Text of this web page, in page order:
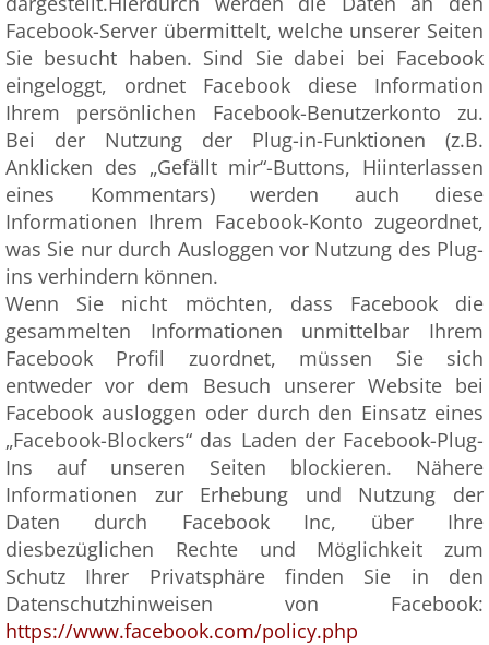
Facebook-Server übermittelt, welche unserer Seiten
Sie besucht haben. Sind Sie dabei bei Facebook
eingeloggt, ordnet Facebook diese Information
Ihrem persönlichen Facebook-Benutzerkonto zu.
Bei der Nutzung der Plug-in-Funktionen (z.B.
Anklicken des „Gefällt mir“-Buttons, Hiinterlassen
eines Kommentars) werden auch diese
Informationen Ihrem Facebook-Konto zugeordnet,
was Sie nur durch Ausloggen vor Nutzung des Plug-
ins verhindern können.
Wenn Sie nicht möchten, dass Facebook die
gesammelten Informationen unmittelbar Ihrem
Facebook Profil zuordnet, müssen Sie sich
entweder vor dem Besuch unserer Website bei
Facebook ausloggen oder durch den Einsatz eines
„Facebook-Blockers“ das Laden der Facebook-Plug-
Ins auf unseren Seiten blockieren. Nähere
Informationen zur Erhebung und Nutzung der
Daten durch Facebook Inc, über Ihre
diesbezüglichen Rechte und Möglichkeit zum
Schutz Ihrer Privatsphäre finden Sie in den
Datenschutzhinweisen von Facebook:
https://www.facebook.com/policy.php